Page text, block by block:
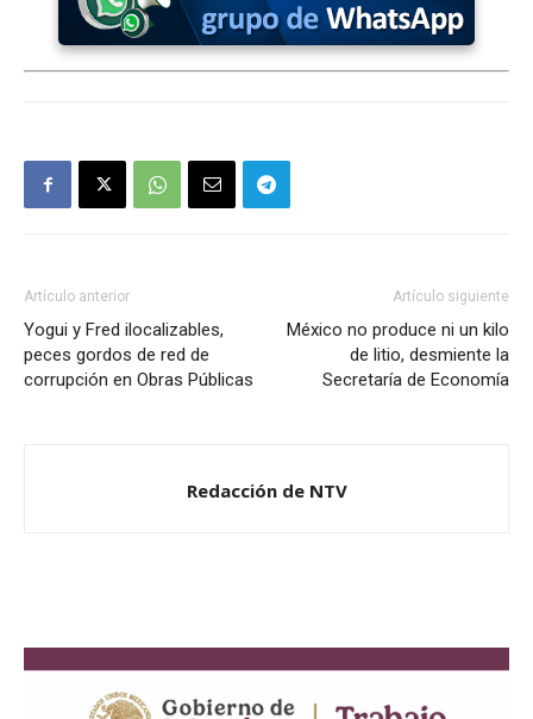
Artículo anterior
Yogui y Fred ilocalizables,
peces gordos de red de
corrupción en Obras Públicas
Artículo siguiente
México no produce ni un kilo
de litio, desmiente la
Secretaría de Economía
Redacción de NTV